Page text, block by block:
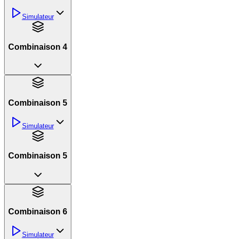
Simulateur
Combinaison 4
Combinaison 5
Simulateur
Combinaison 5
Combinaison 6
Simulateur